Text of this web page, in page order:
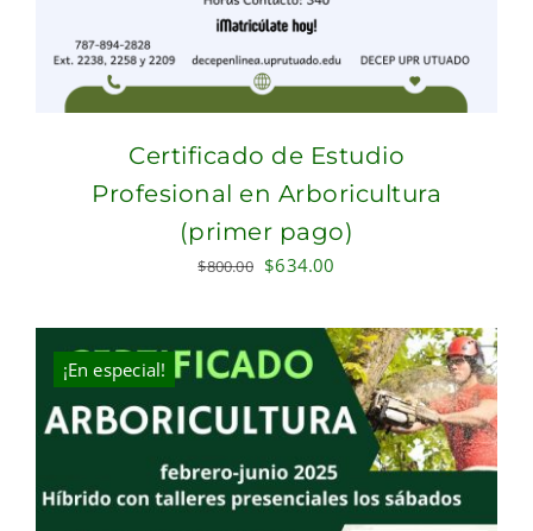
Certificado de Estudio
Profesional en Arboricultura
(primer pago)
$800.00 Original
was:
$800.00.
$634.00
is:
$634.00.
¡En especial!